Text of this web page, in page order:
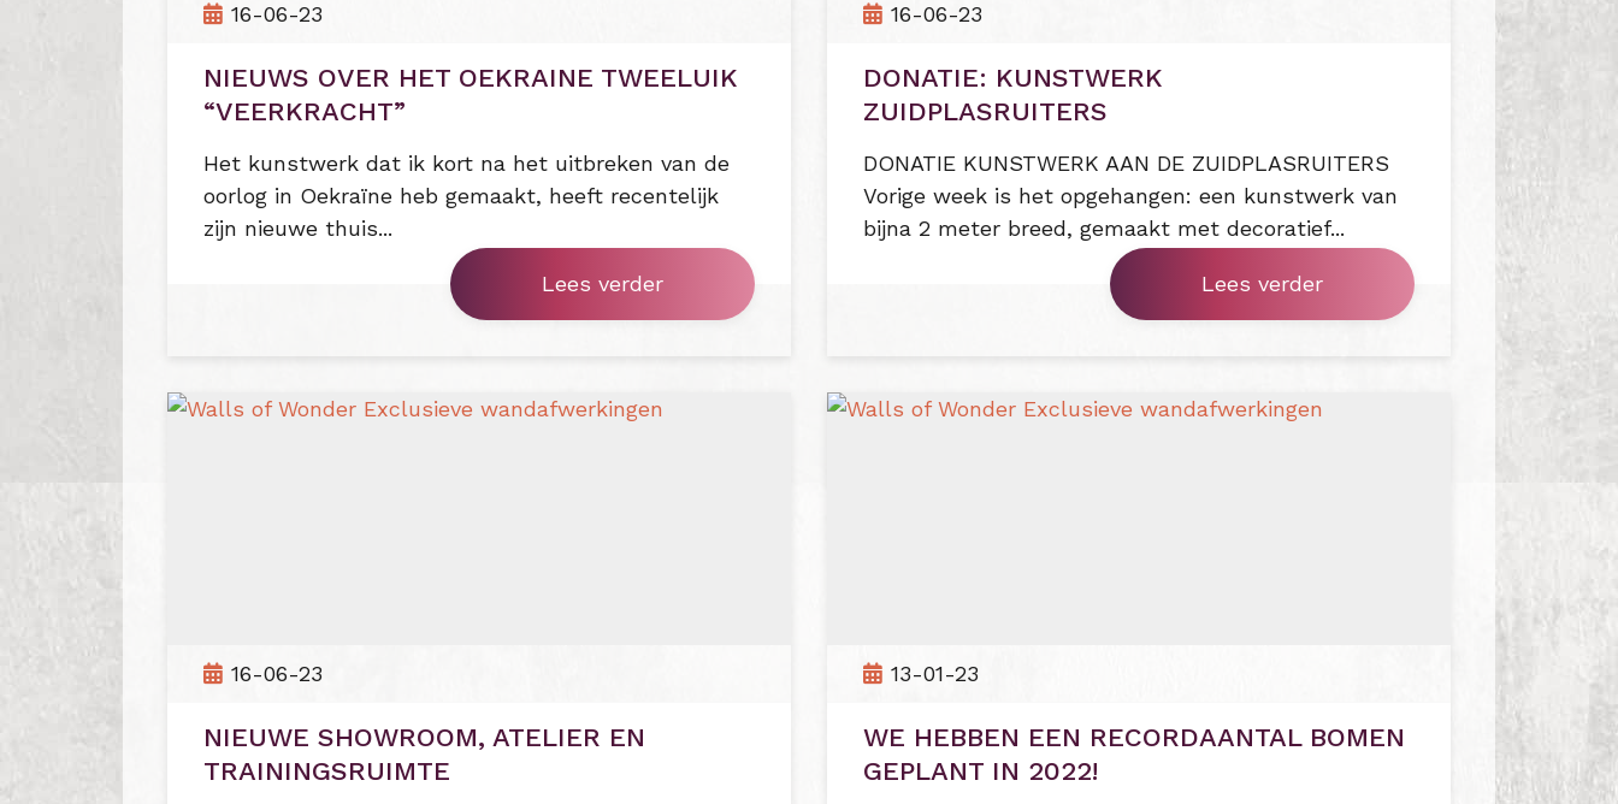
16-06-23
NIEUWS OVER HET OEKRAINE TWEELUIK
“VEERKRACHT”
Het kunstwerk dat ik kort na het uitbreken van de
oorlog in Oekraïne heb gemaakt, heeft recentelijk
zijn nieuwe thuis...
Lees verder
16-06-23
DONATIE: KUNSTWERK
ZUIDPLASRUITERS
DONATIE KUNSTWERK AAN DE ZUIDPLASRUITERS
Vorige week is het opgehangen: een kunstwerk van
bijna 2 meter breed, gemaakt met decoratief...
Lees verder
16-06-23
NIEUWE SHOWROOM, ATELIER EN
TRAININGSRUIMTE
13-01-23
WE HEBBEN EEN RECORDAANTAL BOMEN
GEPLANT IN 2022!